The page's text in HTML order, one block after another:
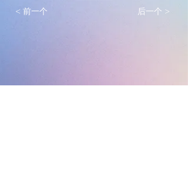
< 前一个 后一个 >